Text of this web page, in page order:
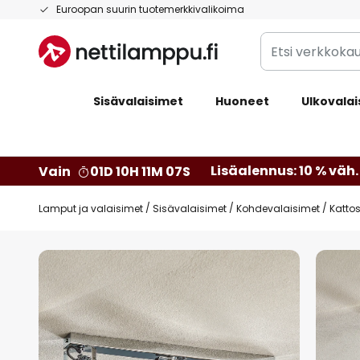
Euroopan suurin tuotemerkkivalikoima
Skip
Content
Etsi
verkkokaupan
Sisävalaisimet Huoneet
Vain 01D 10H 11M 06S Lisäalennus: 10 %
Lamput ja valaisimet Sisävalaisimet Kohdevalaisimet
Skip
to
the
end
of